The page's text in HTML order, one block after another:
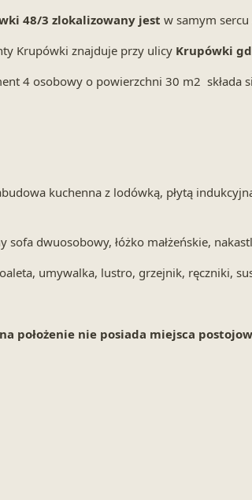
48/3 zlokalizowany jest w samym sercu
Krupówki znajduje przy ulicy Krupówki
4 osobowy o powierzchni 30 m2 składa
kuchenna z lodówką, płytą
sofa dwuosobowy, łóżko małżeńskie,
umywalka, lustro, grzejnik, ręczniki,
położenie nie posiada miejsca